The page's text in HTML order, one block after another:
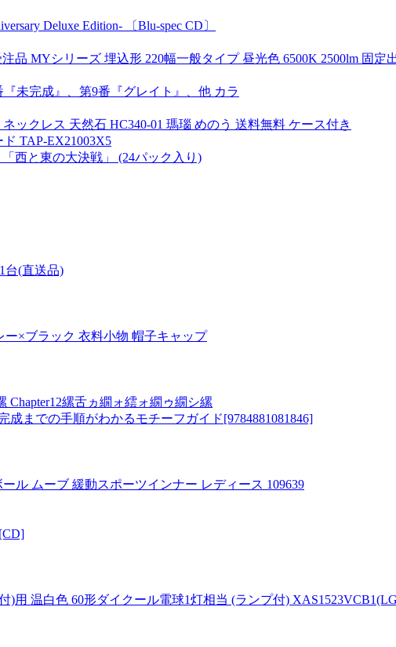
Deluxe Edition- 〔Blu-spec CD〕
MYシリーズ 埋込形 220幅一般タイプ 昼光色 6500K 2500lm 固定
『未完成』、第9番『グレイト』、他 カラ
ックレス 天然石 HC340-01 瑪瑙 めのう 送料無料 ケース付き
TAP-EX21003X5
「西と東の大決戦」 (24パック入り)
台(直送品)
ー×ブラック 衣料小物 帽子キャップ
縲舌ヵ繝ォ繧ォ繝ゥ繝シ縲
までの手順がわかるモチーフガイド[9784881081846]
ムーブ 緩動スポーツインナー レディース 109639
用 温白色 60形ダイクール電球1灯相当 (ランプ付)